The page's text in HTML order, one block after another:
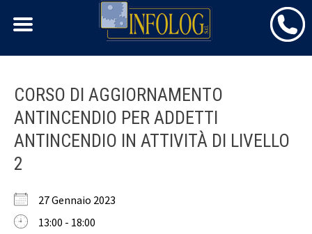
Skip
content
CORSO DI AGGIORNAMENTO
ANTINCENDIO PER ADDETTI
ANTINCENDIO IN ATTIVITÀ DI LIVELLO
2
27 Gennaio 2023
13:00 - 18:00